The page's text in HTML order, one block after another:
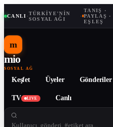
CANLI ·TÜRKIYE'NIN
SOSYAL AĞI
·
TANIŞ ·
PAYLAŞ ·
EŞLEŞ
m
mio
SOSYAL AĞ
Keşfet Üyeler Gönderiler
TV LIVE Canlı